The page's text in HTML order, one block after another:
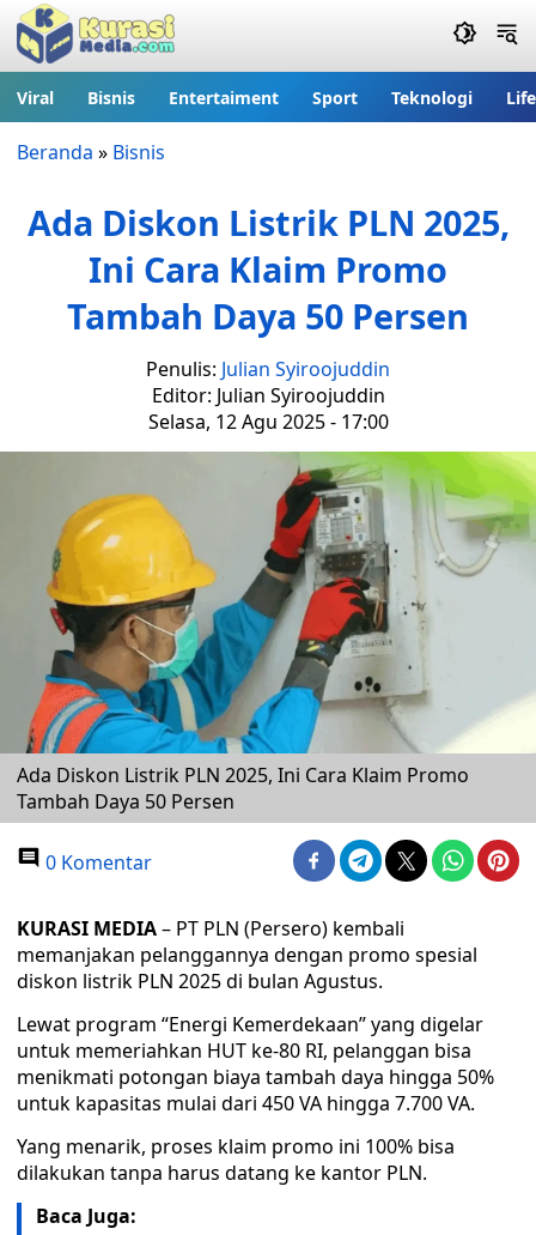
Viral Bisnis Entertaiment Sport Teknologi
Beranda » Bisnis
Ada Diskon Listrik PLN 2025,
Ini Cara Klaim Promo
Tambah Daya 50 Persen
Penulis: Julian Syiroojuddin
Editor: Julian Syiroojuddin
Selasa, 12 Agu 2025 - 17:00
Ada Diskon Listrik PLN 2025, Ini Cara Klaim Promo
Tambah Daya 50 Persen
0 Komentar
KURASI MEDIA– PT PLN (Persero) kembali
memanjakan pelanggannya dengan promo spesial
diskon listrik PLN 2025 di bulan Agustus.
Lewat program “Energi Kemerdekaan” yang digelar
untuk memeriahkan HUT ke-80 RI, pelanggan bisa
menikmati potongan biaya tambah daya hingga 50%
untuk kapasitas mulai dari 450 VA hingga 7.700 VA.
Yang menarik, proses klaim promo ini 100% bisa
dilakukan tanpa harus datang ke kantor PLN.
Baca Juga: